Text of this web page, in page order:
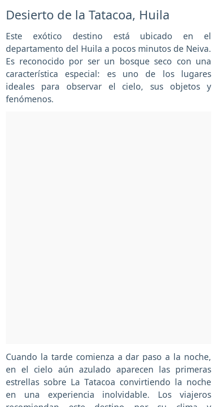
Desierto de la Tatacoa, Huila
Este exótico destino está ubicado en el
departamento del Huila a pocos minutos de Neiva.
Es reconocido por ser un bosque seco con una
característica especial: es uno de los lugares
ideales para observar el cielo, sus objetos y
fenómenos.
Cuando la tarde comienza a dar paso a la noche,
en el cielo aún azulado aparecen las primeras
estrellas sobre La Tatacoa convirtiendo la noche
en una experiencia inolvidable. Los viajeros